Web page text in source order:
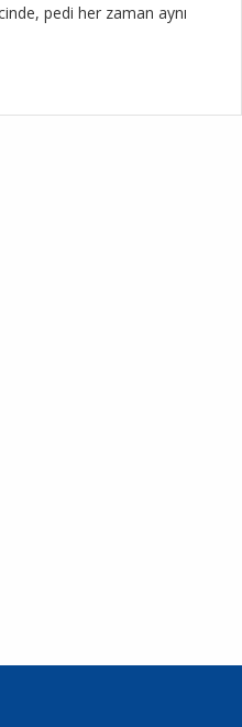
pedi her zaman aynı